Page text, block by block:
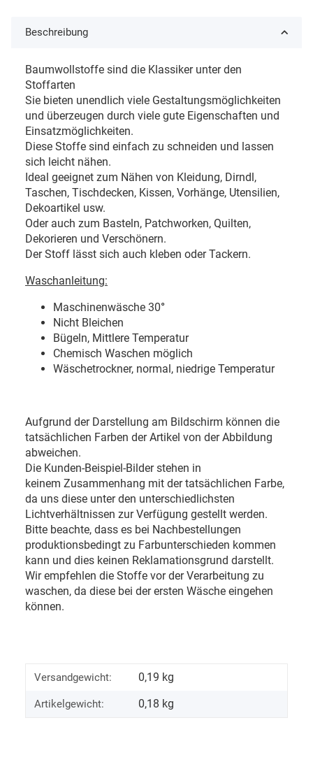
Beschreibung
Baumwollstoffe sind die Klassiker unter den
Stoffarten
Sie bieten unendlich viele Gestaltungsmöglichkeiten
und überzeugen durch viele gute Eigenschaften und
Einsatzmöglichkeiten.
Diese Stoffe sind einfach zu schneiden und lassen
sich leicht nähen.
Ideal geeignet zum Nähen von Kleidung, Dirndl,
Taschen, Tischdecken, Kissen, Vorhänge, Utensilien,
Dekoartikel usw.
Oder auch zum Basteln, Patchworken, Quilten,
Dekorieren und Verschönern.
Der Stoff lässt sich auch kleben oder Tackern.
Waschanleitung:
Maschinenwäsche 30°
Nicht Bleichen
Bügeln, Mittlere Temperatur
Chemisch Waschen möglich
Wäschetrockner, normal, niedrige Temperatur
Aufgrund der Darstellung am Bildschirm können die
tatsächlichen Farben der Artikel von der Abbildung
abweichen.
Die Kunden-Beispiel-Bilder stehen in
keinem Zusammenhang mit der tatsächlichen Farbe,
da uns diese unter den unterschiedlichsten
Lichtverhältnissen zur Verfügung gestellt werden.
Bitte beachte, dass es bei Nachbestellungen
produktionsbedingt zu Farbunterschieden kommen
kann und dies keinen Reklamationsgrund darstellt.
Wir empfehlen die Stoffe vor der Verarbeitung zu
waschen, da diese bei der ersten Wäsche eingehen
können.
Versandgewicht: 0,19 kg
Artikelgewicht: 0,18 kg